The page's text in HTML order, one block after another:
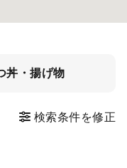
丼・揚げ物
検索条件を修正